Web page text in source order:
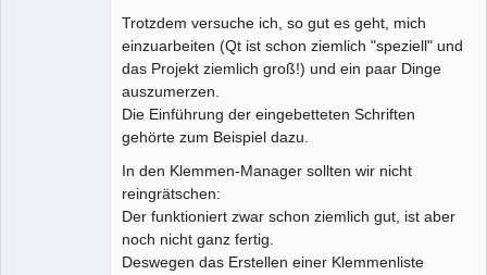
Trotzdem versuche ich, so gut es geht, mich
einzuarbeiten (Qt ist schon ziemlich "speziell" und
das Projekt ziemlich groß!) und ein paar Dinge
auszumerzen.
Die Einführung der eingebetteten Schriften
gehörte zum Beispiel dazu.
In den Klemmen-Manager sollten wir nicht
reingrätschen:
Der funktioniert zwar schon ziemlich gut, ist aber
noch nicht ganz fertig.
Deswegen das Erstellen einer Klemmenliste